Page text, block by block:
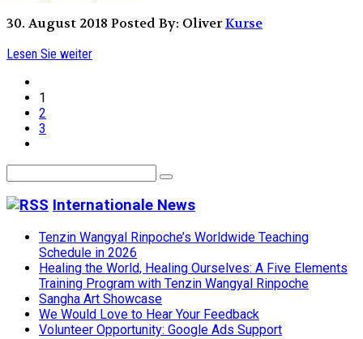
30. August 2018 Posted By: OliverKurse
Lesen Sie weiter
1
2
3
Internationale News
Tenzin Wangyal Rinpoche’s Worldwide Teaching
Schedule in 2026
Healing the World, Healing Ourselves: A Five Elements
Training Program with Tenzin Wangyal Rinpoche
Sangha Art Showcase
We Would Love to Hear Your Feedback
Volunteer Opportunity: Google Ads Support